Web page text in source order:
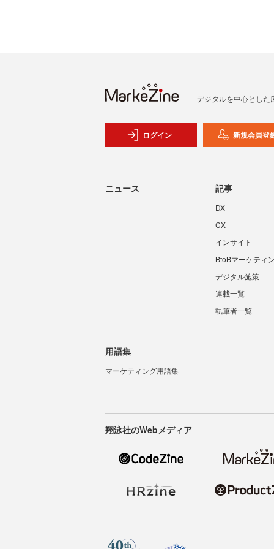
デジタルを中心とした
ログイン 新規会員登
ニュース 記事
DX
CX
インサイト
BtoBマーケティ
デジタル施策
連載一覧
執筆者一覧
用語集
マーケティング用語集
翔泳社のWebメディア